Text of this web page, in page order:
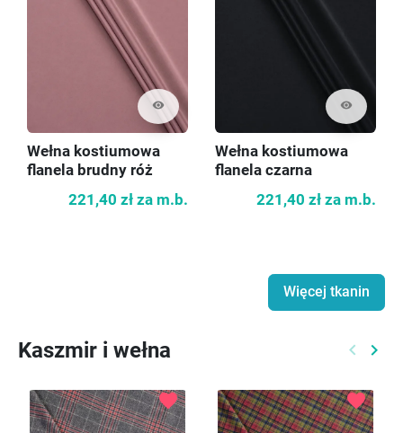
visibility
Wełna kostiumowa
flanela brudny róż
221,40 zł za m.b.
visibility
Wełna kostiumowa
flanela czarna
221,40 zł za m.b.
Więcej tkanin
Kaszmir i wełna keyboard_arrow_left keyboard_arrow_right
favorite favorite